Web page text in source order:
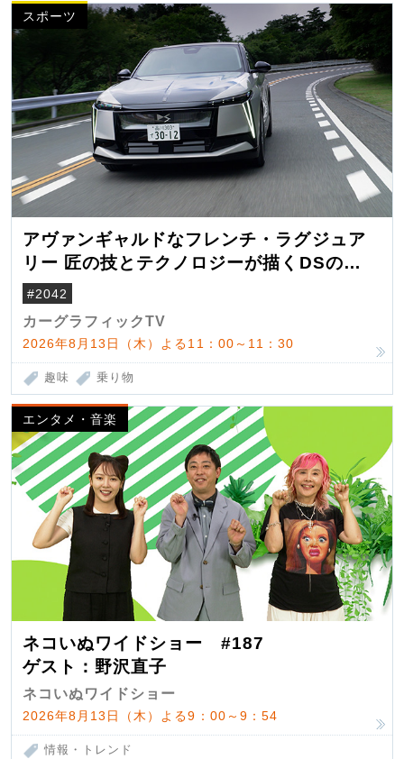
スポーツ
アヴァンギャルドなフレンチ・ラグジュア
リー 匠の技とテクノロジーが描くDSの世
界観
#2042
カーグラフィックTV
2026年8月13日（木）よる11：00～11：30
趣味 乗り物
エンタメ・音楽
ネコいぬワイドショー #187
ゲスト：野沢直子
ネコいぬワイドショー
2026年8月13日（木）よる9：00～9：54
情報・トレンド